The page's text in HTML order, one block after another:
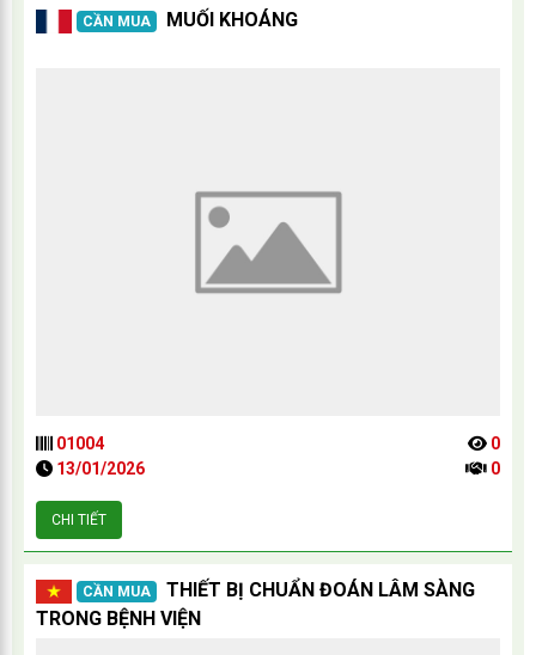
CẦN MUA MUỐI KHOÁNG
01004
0
13/01/2026
0
CHI TIẾT
CẦN MUA
TRONG BỆNH VIỆN